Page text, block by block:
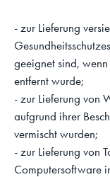
- zur Lieferung
geeignet sind,
entfernt wurde;
- zur Lieferung von
aufgrund ihrer
vermischt wurden;
- zur Lieferung von
Computersoftware